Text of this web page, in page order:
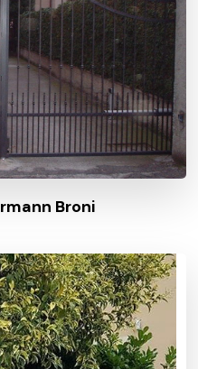
Broni